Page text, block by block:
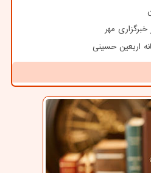
مهر
اربعین حسینی